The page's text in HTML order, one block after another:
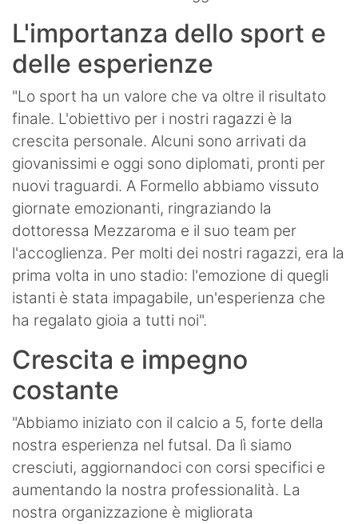
L'importanza dello sport e
delle esperienze
"Lo sport ha un valore che va oltre il risultato
finale. L'obiettivo per i nostri ragazzi è la
crescita personale. Alcuni sono arrivati da
giovanissimi e oggi sono diplomati, pronti per
nuovi traguardi. A Formello abbiamo vissuto
giornate emozionanti, ringraziando la
dottoressa Mezzaroma e il suo team per
l'accoglienza. Per molti dei nostri ragazzi, era la
prima volta in uno stadio: l'emozione di quegli
istanti è stata impagabile, un'esperienza che
ha regalato gioia a tutti noi".
Crescita e impegno
costante
"Abbiamo iniziato con il calcio a 5, forte della
nostra esperienza nel futsal. Da lì siamo
cresciuti, aggiornandoci con corsi specifici e
aumentando la nostra professionalità. La
nostra organizzazione è migliorata